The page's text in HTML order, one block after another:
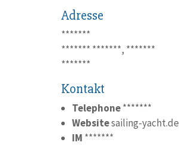
Adresse
*******
******* *******, *******
*******
Kontakt
Telephone *******
Websitesailing-yacht.de
IM *******